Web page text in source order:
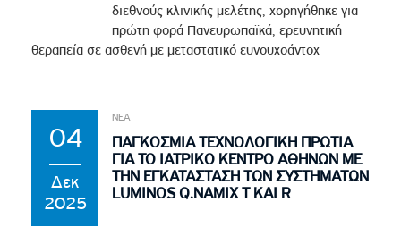
διεθνούς κλινικής μελέτης, χορηγήθηκε για
πρώτη φορά Πανευρωπαϊκά, ερευνητική
θεραπεία σε ασθενή με μεταστατικό ευνουχοάντοχ
04
Δεκ
2025
ΝΕΑ
ΠΑΓΚΟΣΜΙΑ ΤΕΧΝΟΛΟΓΙΚΗ ΠΡΩΤΙΑ
ΓΙΑ ΤΟ ΙΑΤΡΙΚΟ ΚΕΝΤΡΟ ΑΘΗΝΩΝ ΜΕ
ΤΗΝ ΕΓΚΑΤΑΣΤΑΣΗ ΤΩΝ ΣΥΣΤΗΜΑΤΩΝ
LUMINOS Q.NAMIX T ΚΑΙ R